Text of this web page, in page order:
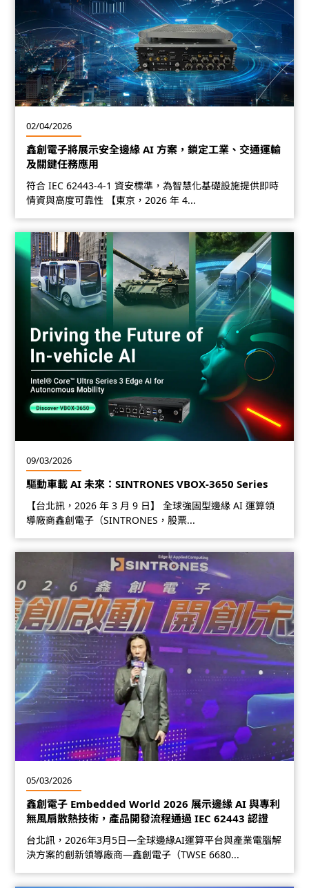
02/04/2026
鑫創電子將展示安全邊緣 AI 方案，鎖定工業、交通運輸
及關鍵任務應用
符合 IEC 62443-4-1 資安標準，為智慧化基礎設施提供即時
情資與高度可靠性 【東京，2026 年 4...
09/03/2026
驅動車載 AI 未來：SINTRONES VBOX-3650 Series
【台北訊，2026 年 3 月 9 日】 全球強固型邊緣 AI 運算領
導廠商鑫創電子（SINTRONES，股票...
05/03/2026
鑫創電子 Embedded World 2026 展示邊緣 AI 與專利
無風扇散熱技術，產品開發流程通過 IEC 62443 認證
台北訊，2026年3月5日—全球邊緣AI運算平台與產業電腦解
決方案的創新領導廠商—鑫創電子（TWSE 6680...